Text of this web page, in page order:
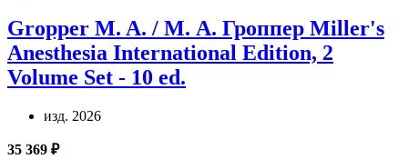
Gropper M. A. / М. А. Гроппер Miller's
Anesthesia International Edition, 2
Volume Set - 10 ed.
изд. 2026
35 369 ₽